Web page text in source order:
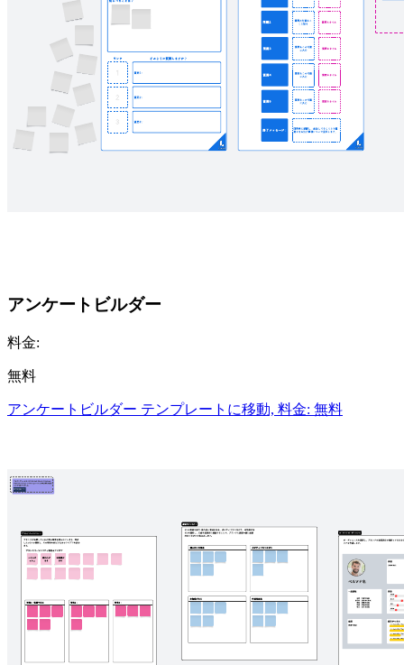
アンケートビルダー
料金:
無料
アンケートビルダー テンプレートに移動, 料金: 無料